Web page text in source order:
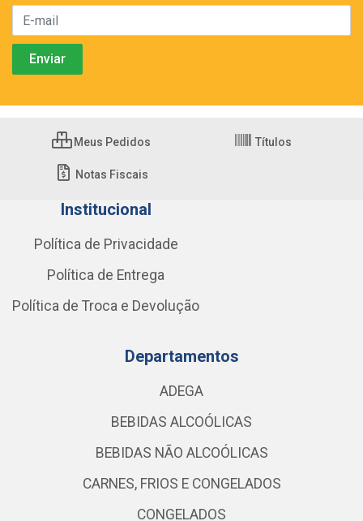
Meus Pedidos Títulos
Notas Fiscais
Institucional
Política de Privacidade
Política de Entrega
Política de Troca e Devolução
Departamentos
ADEGA
BEBIDAS ALCOÓLICAS
BEBIDAS NÃO ALCOÓLICAS
CARNES, FRIOS E CONGELADOS
CONGELADOS